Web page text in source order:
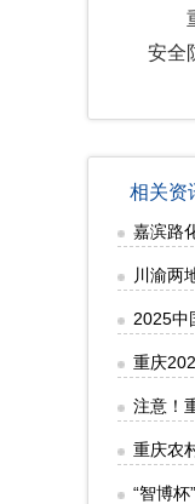
安全
相关资
嘉滨路
川渝两
2025中
重庆
注意！
重庆农
“智博